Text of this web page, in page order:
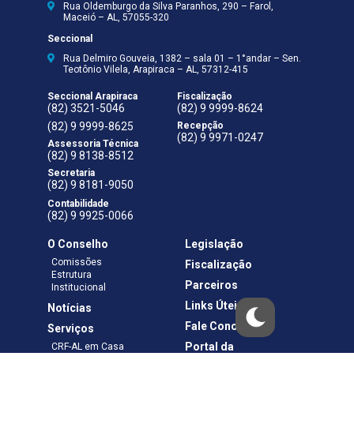
Rua Oldemburgo da Silva Paranhos, 290 – Farol,
Maceió – AL, 57055-320
Seccional
Rua Delmiro Gouveia, 1382 – sala 01 – 1°andar – Sen.
Teotônio Vilela, Arapiraca – AL, 57312-415
Seccional Arapiraca
(82) 3521-5046
(82) 9 9999-8625
Assessoria Técnica
(82) 9 8138-8512
Secretaria
(82) 9 8181-9050
Contabilidade
(82) 9 9925-0066
Fiscalização
(82) 9 9999-8624
Recepção
(82) 9 9971-0247
O Conselho
Comissões
Estrutura
Institucional
Notícias
Serviços
CRF-AL em Casa
Legislação
Fiscalização
Parceiros
Links Úteis
Fale Conosco
Portal da